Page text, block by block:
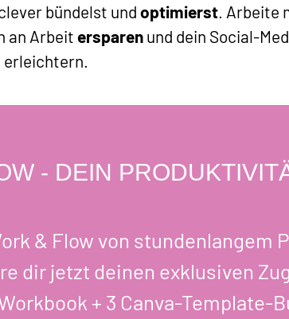
bündelst und optimierst. Arbeite
an Arbeit ersparen und dein Social-
erleichtern.
- DEIN
& Flow von stundenlangem
dir jetzt deinen exklusiven
+ 3 Canva-Template-